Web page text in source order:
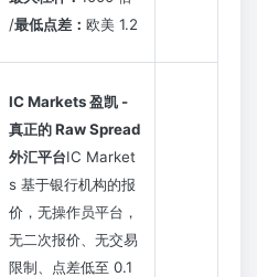
/最低点差： 欧美 1.2
IC Markets 盈凯 -
真正的 Raw Spread
外汇平台IC Market
s 基于银行机构的报
价，无操作员平台，
无二次报价、无交易
限制、点差低至 0.1